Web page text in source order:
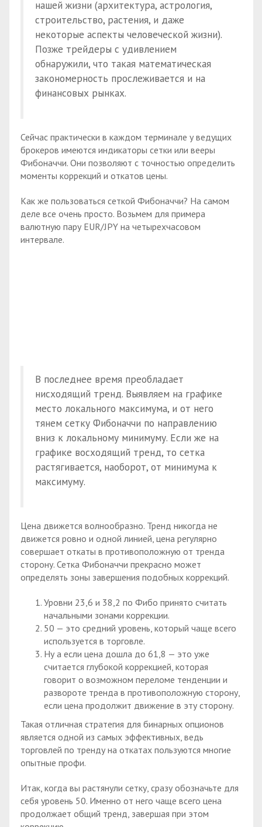
нашей жизни (архитектура, астрология,
строительство, растения, и даже
некоторые аспекты человеческой жизни).
Позже трейдеры с удивлением
обнаружили, что такая математическая
закономерность прослеживается и на
финансовых рынках.
Сейчас практически в каждом терминале у ведущих
брокеров имеются индикаторы сетки или вееры
Фибоначчи. Они позволяют с точностью определить
моменты коррекций и откатов цены.
Как же пользоваться сеткой Фибоначчи? На самом
деле все очень просто. Возьмем для примера
валютную пару EUR/JPY на четырехчасовом
интервале.
В последнее время преобладает
нисходящий тренд. Выявляем на графике
место локального максимума, и от него
тянем сетку Фибоначчи по направлению
вниз к локальному минимуму. Если же на
графике восходящий тренд, то сетка
растягивается, наоборот, от минимума к
максимуму.
Цена движется волнообразно. Тренд никогда не
движется ровно и одной линией, цена регулярно
совершает откаты в противоположную от тренда
сторону. Сетка Фибоначчи прекрасно может
определять зоны завершения подобных коррекций.
Уровни 23,6 и 38,2 по Фибо принято считать
начальными зонами коррекции.
50 — это средний уровень, который чаще всего
используется в торговле.
Ну а если цена дошла до 61,8 — это уже
считается глубокой коррекцией, которая
говорит о возможном переломе тенденции и
развороте тренда в противоположную сторону,
если цена продолжит движение в эту сторону.
Такая отличная стратегия для бинарных опционов
является одной из самых эффективных, ведь
торговлей по тренду на откатах пользуются многие
опытные профи.
Итак, когда вы растянули сетку, сразу обозначьте для
себя уровень 50. Именно от него чаще всего цена
продолжает общий тренд, завершая при этом